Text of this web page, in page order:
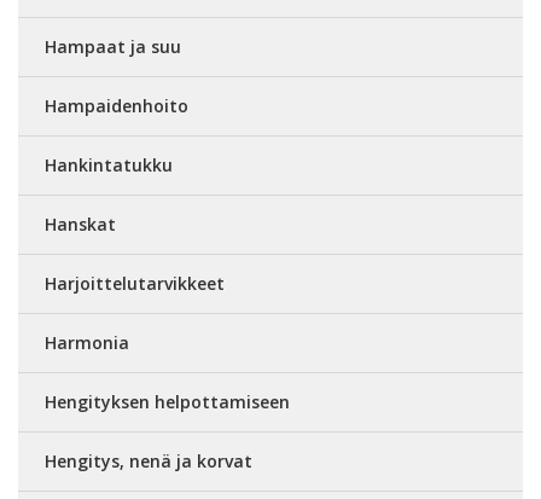
Hampaat ja suu
Hampaidenhoito
Hankintatukku
Hanskat
Harjoittelutarvikkeet
Harmonia
Hengityksen helpottamiseen
Hengitys, nenä ja korvat